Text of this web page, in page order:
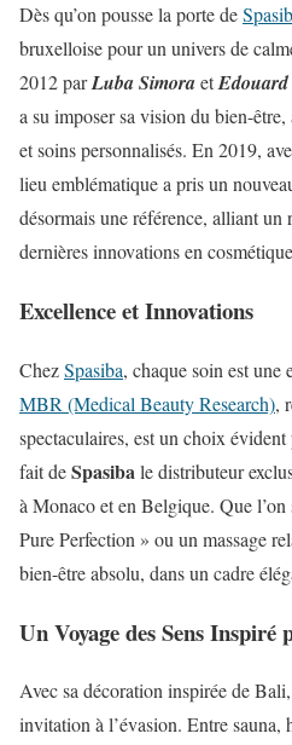
Dès qu’on pousse la porte de
bruxelloise pour un univers de
2012 parLuba Simoraet
a su imposer sa vision du bien-
et soins personnalisés. En 2019,
lieu emblématique a pris un
désormais une référence, alliant un
dernières innovations en
Excellence et Innovations
ChezSpasiba, chaque soin est une
MBR (Medical Beauty Research),
spectaculaires, est un choix
fait deSpasibale distributeur
à Monaco et en Belgique. Que
Pure Perfection » ou un massage
bien-être absolu, dans un cadre
Un Voyage des Sens Inspiré
Avec sa décoration inspirée de
invitation à l’évasion. Entre sauna,